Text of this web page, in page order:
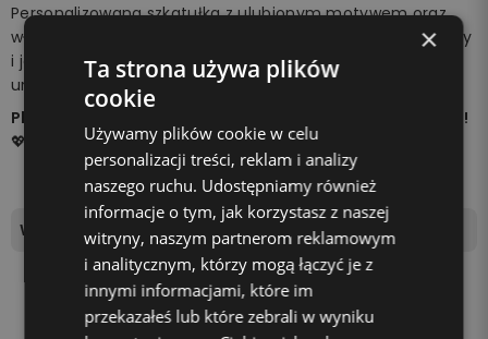
Personalizowana szkatułka z ulubionym motywem oraz
własnym imieniem sprawia, że prezent staje się wyjątkowy
i jedyny w swoim rodzaju. To doskonały upominek na
urodziny, święta, Dzień Dziecka oraz wiele innych okazji.
Plexido – kreatywne prezenty, które wywołują uśmiech!
💖
Wymiary 10cm x 10cm x 5cm
×
Ta strona używa plików
cookie
Używamy plików cookie w celu
personalizacji treści, reklam i analizy
naszego ruchu. Udostępniamy również
informacje o tym, jak korzystasz z naszej
witryny, naszym partnerom reklamowym
i analitycznym, którzy mogą łączyć je z
innymi informacjami, które im
przekazałeś lub które zebrali w wyniku